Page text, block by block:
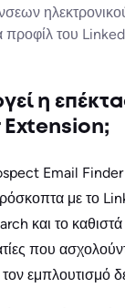
προφίλ του
η
Extension;
Email
με το
και το
που
εμπλουτισμό